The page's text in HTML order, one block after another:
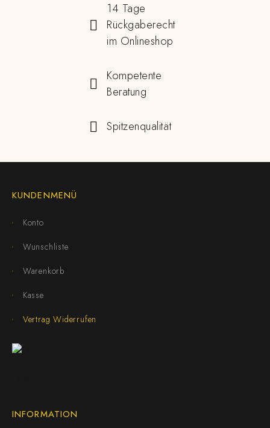
14 Tage
Rückgaberecht
im Onlineshop
Kompetente
Beratung
Spitzenqualität
KUNDENMENÜ
Konto
Wunschliste
Warenkorb
Kasse
Vertrag Widerrufen
INFORMATION